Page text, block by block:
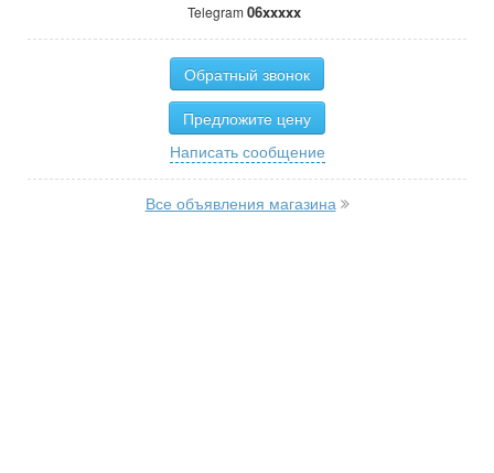
Telegram 06xxxxx
Обратный звонок
Предложите цену
Написать сообщение
Все объявления магазина